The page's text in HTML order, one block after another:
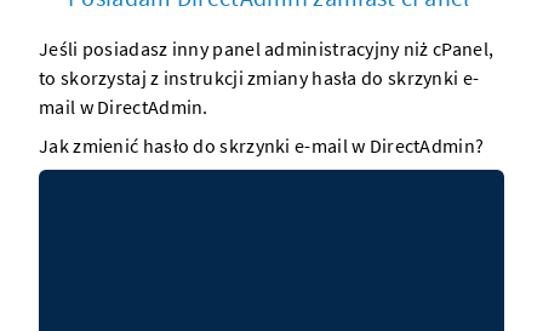
Jeśli posiadasz inny panel administracyjny niż cPanel,
to skorzystaj z instrukcji zmiany hasła do skrzynki e-
mail w DirectAdmin.
Jak zmienić hasło do skrzynki e-mail w DirectAdmin?